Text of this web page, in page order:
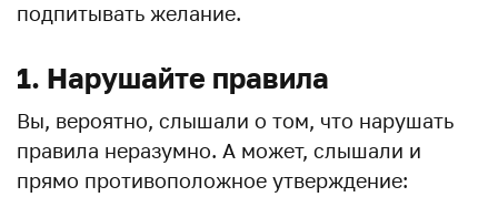
подпитывать желание.
1. Нарушайте правила
Вы, вероятно, слышали о том, что нарушать
правила неразумно. А может, слышали и
прямо противоположное утверждение: